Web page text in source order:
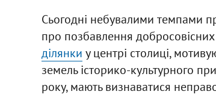
Сьогодні небувалими темпами
про позбавлення
ділянки у центрі столиці,
земель історико-культурного
року, мають визнаватися